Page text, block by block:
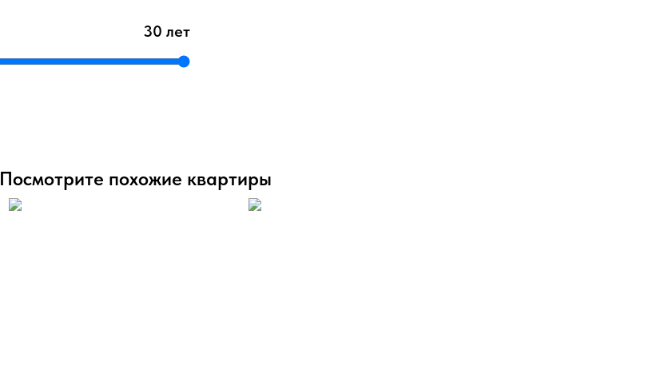
30 лет
Посмотрите похожие квартиры